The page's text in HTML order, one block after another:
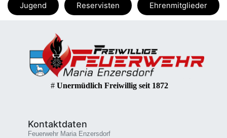
Jugend Reservisten Ehrenmitglieder
# Unermüdlich Freiwillig seit 1872
Kontaktdaten
Feuerwehr Maria Enzersdorf